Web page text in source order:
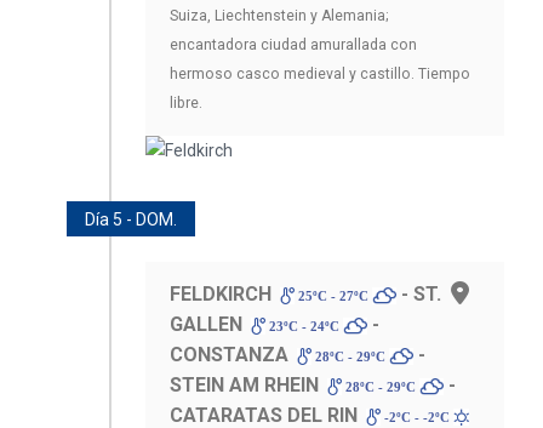
Suiza, Liechtenstein y Alemania;
encantadora ciudad amurallada con
hermoso casco medieval y castillo. Tiempo
libre.
Día 5 - DOM.
FELDKIRCH 25ºC - 27ºC
- ST.
GALLEN
23ºC - 24ºC
-
CONSTANZA
28ºC - 29ºC
-
STEIN AM RHEIN
28ºC - 29ºC
-
CATARATAS DEL RIN
-2ºC - -2ºC